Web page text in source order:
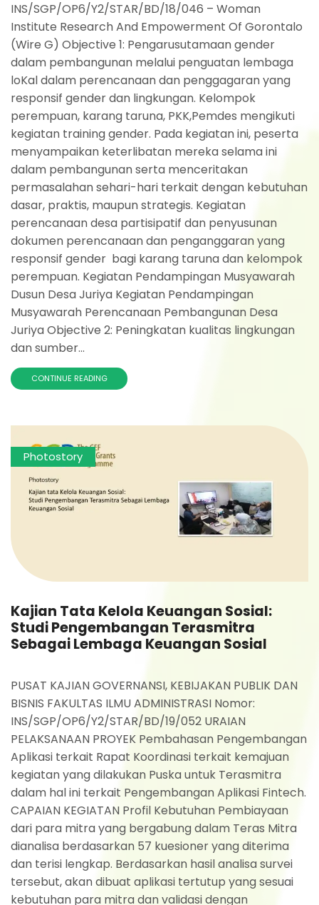
INS/SGP/OP6/Y2/STAR/BD/18/046 – Woman
Institute Research And Empowerment Of Gorontalo
(Wire G) Objective 1: Pengarusutamaan gender
dalam pembangunan melalui penguatan lembaga
loKal dalam perencanaan dan penggagaran yang
responsif gender dan lingkungan. Kelompok
perempuan, karang taruna, PKK,Pemdes mengikuti
kegiatan training gender. Pada kegiatan ini, peserta
menyampaikan keterlibatan mereka selama ini
dalam pembangunan serta menceritakan
permasalahan sehari-hari terkait dengan kebutuhan
dasar, praktis, maupun strategis. Kegiatan
perencanaan desa partisipatif dan penyusunan
dokumen perencanaan dan penganggaran yang
responsif gender bagi karang taruna dan kelompok
perempuan. Kegiatan Pendampingan Musyawarah
Dusun Desa Juriya Kegiatan Pendampingan
Musyawarah Perencanaan Pembangunan Desa
Juriya Objective 2: Peningkatan kualitas lingkungan
dan sumber...
CONTINUE READING
Photostory
Kajian Tata Kelola Keuangan Sosial:
Studi Pengembangan Terasmitra
Sebagai Lembaga Keuangan Sosial
PUSAT KAJIAN GOVERNANSI, KEBIJAKAN PUBLIK DAN
BISNIS FAKULTAS ILMU ADMINISTRASI Nomor:
INS/SGP/OP6/Y2/STAR/BD/19/052 URAIAN
PELAKSANAAN PROYEK Pembahasan Pengembangan
Aplikasi terkait Rapat Koordinasi terkait kemajuan
kegiatan yang dilakukan Puska untuk Terasmitra
dalam hal ini terkait Pengembangan Aplikasi Fintech.
CAPAIAN KEGIATAN Profil Kebutuhan Pembiayaan
dari para mitra yang bergabung dalam Teras Mitra
dianalisa berdasarkan 57 kuesioner yang diterima
dan terisi lengkap. Berdasarkan hasil analisa survei
tersebut, akan dibuat aplikasi tertutup yang sesuai
kebutuhan para mitra dan validasi dengan